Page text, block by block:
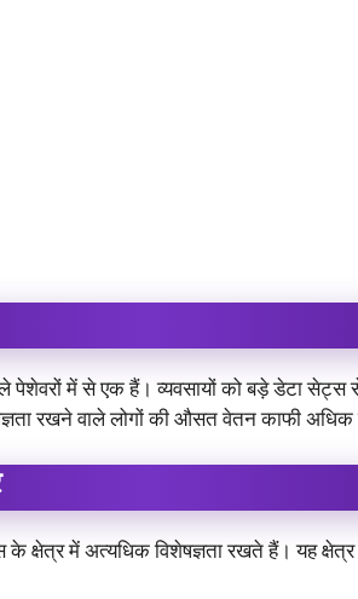
में से एक हैं। व्यवसायों को बड़े डेटा सेट्स
रखने वाले लोगों की औसत वेतन काफी अधिक
क्षेत्र में अत्यधिक विशेषज्ञता रखते हैं। यह